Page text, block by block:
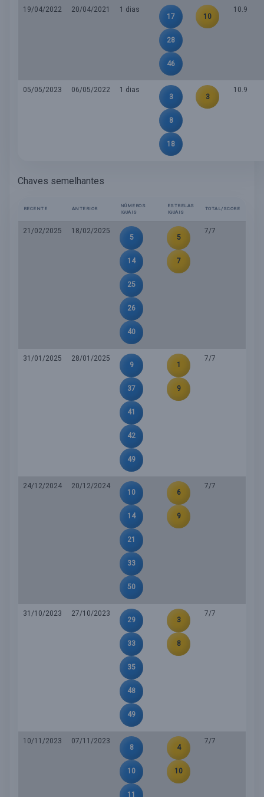
19/04/2022 20/04/2021
1 dias
17
28
46
10
10.9
05/05/2023 06/05/2022
1 dias
3
8
18
3
10.9
Chaves semelhantes
RECENTE ANTERIOR
NÚMEROS
IGUAIS
ESTRELAS
IGUAIS
TOTAL/SCORE
21/02/2025
18/02/2025
5
14
25
26
40
5
7
7/7
31/01/2025
28/01/2025
9
37
41
42
49
1
9
7/7
24/12/2024
20/12/2024
10
14
21
33
50
6
9
7/7
31/10/2023
27/10/2023
29
33
35
48
49
3
8
7/7
10/11/2023
07/11/2023
8
10
11
4
10
7/7